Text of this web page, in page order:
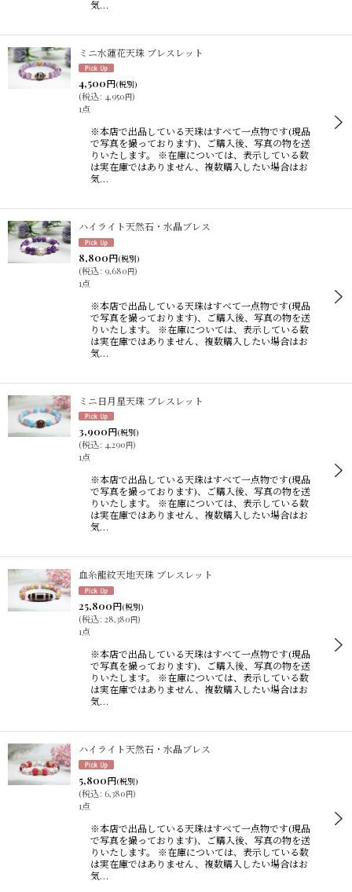
気…
ミニ水蓮花天珠 ブレスレット
4,500円(税別)
(税込: 4,950円)
1点
※本店で出品している天珠はすべて一点物です(現品
で写真を撮っております)、ご購入後、写真の物を送
りいたします。 ※在庫については、表示している数
は実在庫ではありません、複数購入したい場合はお
気…
ハイライト天然石・水晶ブレス
8,800円(税別)
(税込: 9,680円)
1点
※本店で出品している天珠はすべて一点物です(現品
で写真を撮っております)、ご購入後、写真の物を送
りいたします。 ※在庫については、表示している数
は実在庫ではありません、複数購入したい場合はお
気…
ミニ日月星天珠 ブレスレット
3,900円(税別)
(税込: 4,290円)
1点
※本店で出品している天珠はすべて一点物です(現品
で写真を撮っております)、ご購入後、写真の物を送
りいたします。 ※在庫については、表示している数
は実在庫ではありません、複数購入したい場合はお
気…
血糸龍紋天地天珠 ブレスレット
25,800円(税別)
(税込: 28,380円)
1点
※本店で出品している天珠はすべて一点物です(現品
で写真を撮っております)、ご購入後、写真の物を送
りいたします。 ※在庫については、表示している数
は実在庫ではありません、複数購入したい場合はお
気…
ハイライト天然石・水晶ブレス
5,800円(税別)
(税込: 6,380円)
1点
※本店で出品している天珠はすべて一点物です(現品
で写真を撮っております)、ご購入後、写真の物を送
りいたします。 ※在庫については、表示している数
は実在庫ではありません、複数購入したい場合はお
気…